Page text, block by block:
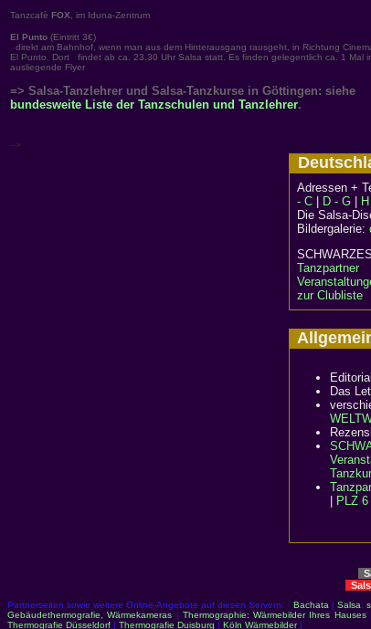
Tanzcafè FOX, im Iduna-Zentrum
El Punto (Eintritt 3€)
direkt am Bahnhof, wenn man aus dem Hinterausgang rausgeht, in Richtung
El Punto. Dort findet ab ca. 23.30 Uhr Salsa statt. Es finden gelegentlich ca. 1
ausliegende Flyer
=> Salsa-Tanzlehrer und Salsa-Tanzkurse in Göttingen: siehe
bundesweite Liste der Tanzschulen und Tanzlehrer.
-->
Adressen +
- C
D - G
Die Salsa-
Bildergalerie:
Tanzpartner
zur Clubliste
Das
PLZ
Partnerseiten sowie weitere Online-Angebote auf diesen Servern: Bachata | Salsa:
Gebäudethermografie, Wärmekameras | Thermographie: Wärmebilder Ihres Hauses
Thermografie Düsseldorf | Thermografie Duisburg | Köln Wärmebilder|